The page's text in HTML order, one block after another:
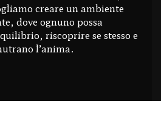
creare un ambiente
dove ognuno possa
riscoprire se stesso e
l’anima.